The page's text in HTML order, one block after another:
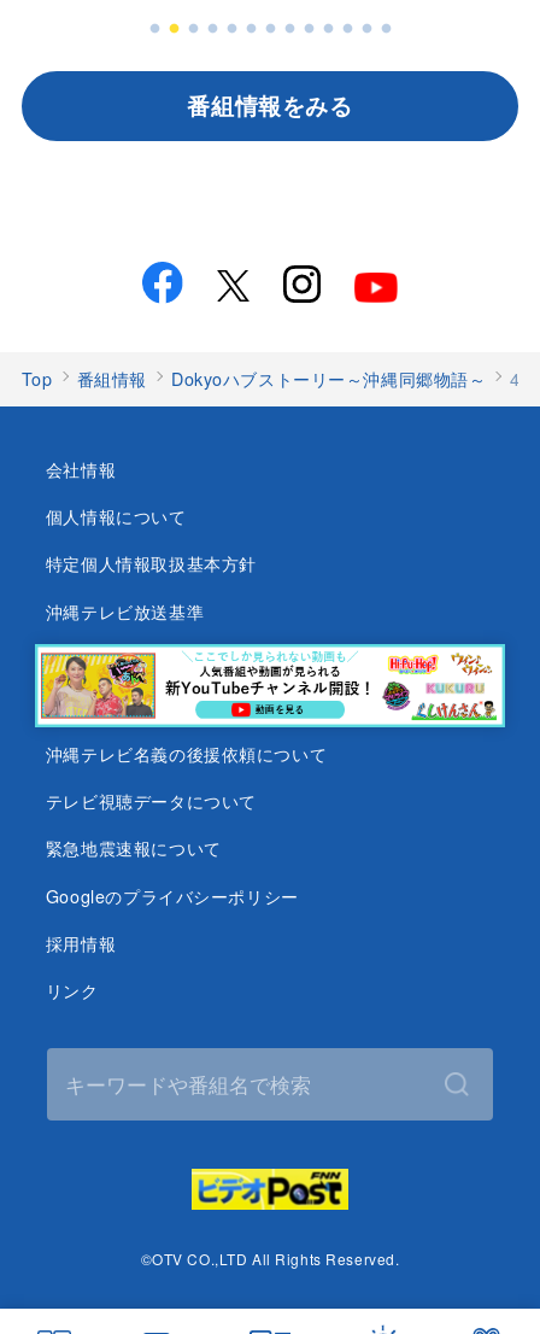
番組情報をみる
Top 番組情報 Dokyoハブストーリー～沖縄同郷物語～ 4
会社情報
個人情報について
特定個人情報取扱基本方針
沖縄テレビ放送基準
沖縄県内放送局一覧
番組審議会
沖縄テレビ名義の後援依頼について
テレビ視聴データについて
緊急地震速報について
Googleのプライバシーポリシー
採用情報
リンク
©OTV CO.,LTD All Rights Reserved.